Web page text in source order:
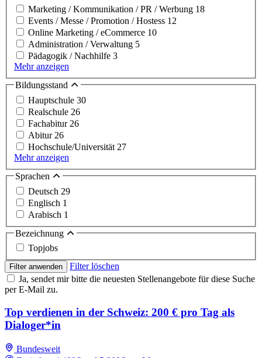
Marketing / Kommunikation / PR / Werbung 18
Events / Messe / Promotion / Hostess 12
Online Marketing / eCommerce 10
Administration / Verwaltung 5
Pädagogik / Nachhilfe 3
Mehr anzeigen
Bildungsstand
Hauptschule 30
Realschule 26
Fachabitur 26
Abitur 26
Hochschule/Universität 27
Mehr anzeigen
Sprachen
Deutsch 29
Englisch 1
Arabisch 1
Bezeichnung
Topjobs
Filter anwenden
Filter löschen
Ja, sendet mir bitte die neuesten Stellenangebote für diese Suche
per E-Mail zu.
Top verdienen in der Schweiz: 200 € pro Tag als
Dialoger*in
Bundesweit